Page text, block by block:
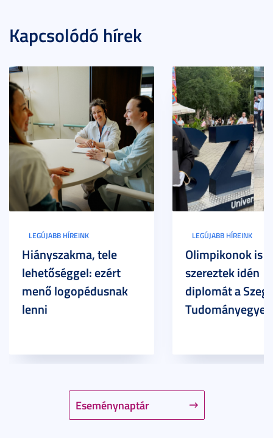
Kapcsolódó hírek
Eseménynaptár
LEGÚJABB HÍREINK
Hiányszakma, tele
lehetőséggel: ezért
menő logopédusnak
lenni
LEGÚJABB HÍREINK
Olimpikonok is
szereztek idén
diplomát a